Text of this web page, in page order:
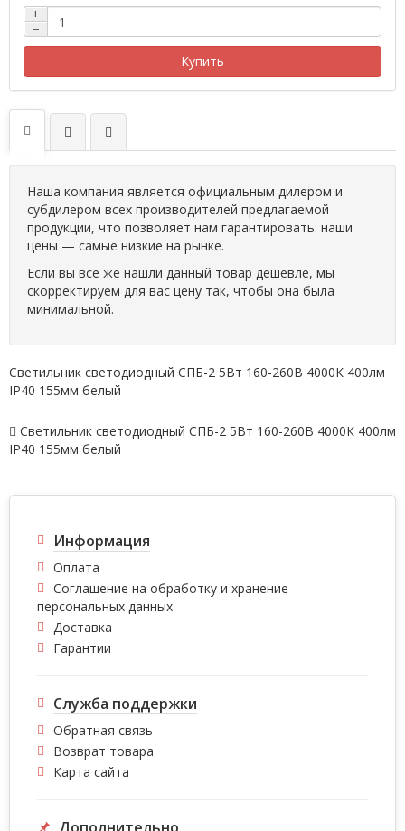
+
−
Купить
Наша компания является официальным дилером и
субдилером всех производителей предлагаемой
продукции, что позволяет нам гарантировать: наши
цены — самые низкие на рынке.
Если вы все же нашли данный товар дешевле, мы
скорректируем для вас цену так, чтобы она была
минимальной.
Светильник светодиодный СПБ-2 5Вт 160-260В 4000К 400лм
IP40 155мм белый
Светильник светодиодный СПБ-2 5Вт 160-260В 4000К 400лм
IP40 155мм белый
Информация
Оплата
Соглашение на обработку и хранение
персональных данных
Доставка
Гарантии
Служба поддержки
Обратная связь
Возврат товара
Карта сайта